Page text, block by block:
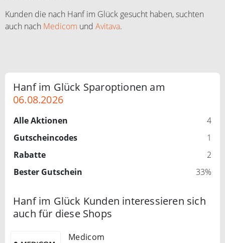
Kunden die nach Hanf im Glück gesucht haben, suchten
auch nach Medicom und Avitava.
Hanf im Glück Sparoptionen am
06.08.2026
Alle Aktionen
4
Gutscheincodes
1
Rabatte
2
Bester Gutschein
33%
Hanf im Glück Kunden interessieren sich
auch für diese Shops
Medicom